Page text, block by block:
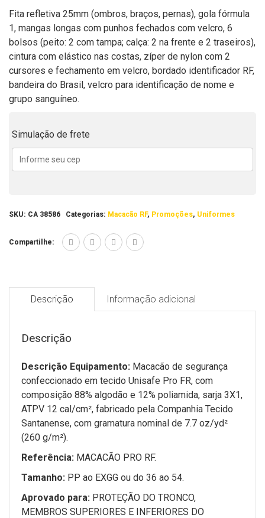
Fita refletiva 25mm (ombros, braços, pernas), gola fórmula
1, mangas longas com punhos fechados com velcro, 6
bolsos (peito: 2 com tampa; calça: 2 na frente e 2 traseiros),
cintura com elástico nas costas, zíper de nylon com 2
cursores e fechamento em velcro, bordado identificador RF,
bandeira do Brasil, velcro para identificação de nome e
grupo sanguíneo.
Simulação de frete
SKU: CA 38586 Categorias: Macacão RF, Promoções, Uniformes
Compartilhe:
Descrição Informação adicional
Descrição
Descrição Equipamento: Macacão de segurança
confeccionado em tecido Unisafe Pro FR, com
composição 88% algodão e 12% poliamida, sarja 3X1,
ATPV 12 cal/cm², fabricado pela Companhia Tecido
Santanense, com gramatura nominal de 7.7 oz/yd²
(260 g/m²).
Referência: MACACÃO PRO RF.
Tamanho: PP ao EXGG ou do 36 ao 54.
Aprovado para: PROTEÇÃO DO TRONCO,
MEMBROS SUPERIORES E INFERIORES DO